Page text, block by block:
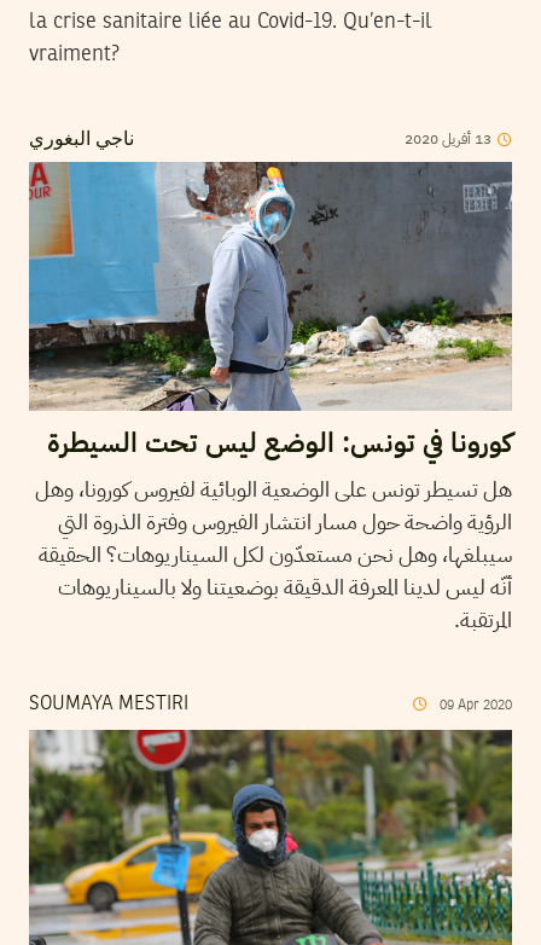
la crise sanitaire liée au Covid-19. Qu’en-t-il
vraiment?
ناجي البغوري 13 أفريل2020
كورونا في تونس: الوضع ليس تحت السيطرة
هل تسيطر تونس على الوضعية الوبائية لفيروس كورونا، وهل
الرؤية واضحة حول مسار انتشار الفيروس وفترة الذروة التي
سيبلغها، وهل نحن مستعدّون لكل السيناريوهات؟ الحقيقة
أنّه ليس لدينا المعرفة الدقيقة بوضعيتنا ولا بالسيناريوهات
المرتقبة.
SOUMAYA MESTIRI 09 Apr 2020